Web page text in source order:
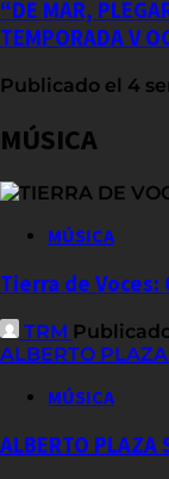
“DE MAR,
TEMPORADA V
Publicado el 4
MÚSICA
MÚSICA
Tierra de Voces:
TRM
ALBERTO
MÚSICA
ALBERTO PLAZA